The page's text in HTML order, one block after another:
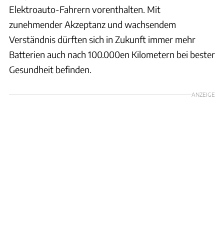
Elektroauto-Fahrern vorenthalten. Mit
zunehmender Akzeptanz und wachsendem
Verständnis dürften sich in Zukunft immer mehr
Batterien auch nach 100.000en Kilometern bei bester
Gesundheit befinden.
ANZEIGE